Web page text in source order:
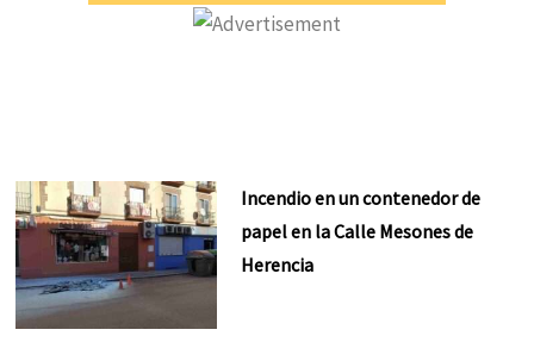
Incendio en un contenedor de
papel en la Calle Mesones de
Herencia